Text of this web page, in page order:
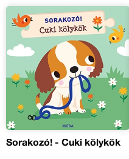
Sorakozó! - Cuki kölykök